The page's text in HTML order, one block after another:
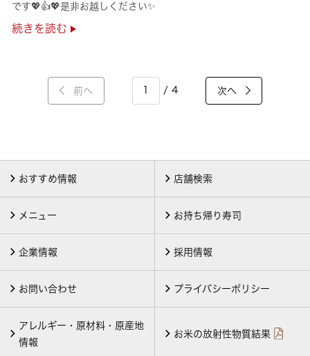
です💖👍💖是非お越しください✨
続きを読む
前へ / 4 次へ
おすすめ情報 店舗検索
メニュー お持ち帰り寿司
企業情報 採用情報
お問い合わせ プライバシーポリシー
アレルギー・原材料・原産地
情報
お米の放射性物質結果